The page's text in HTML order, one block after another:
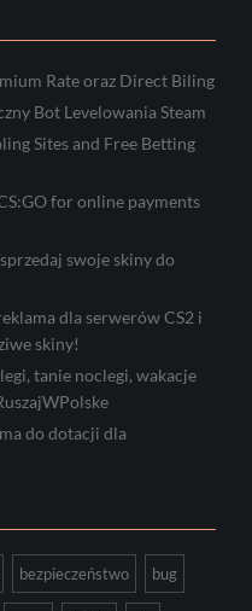
Rate oraz Direct Biling
Bot Levelowania Steam
Sites and Free Betting
for online payments
swoje skiny do
dla serwerów CS2 i
skiny!
tanie noclegi, wakacje
do dotacji dla
bezpieczeństwo bug